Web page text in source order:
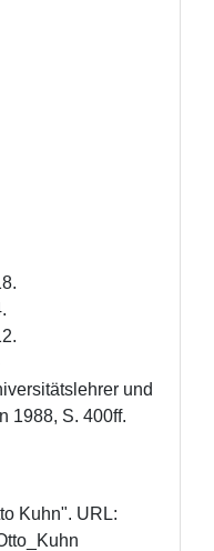
und
1988, S. 400ff.
Kuhn". URL: